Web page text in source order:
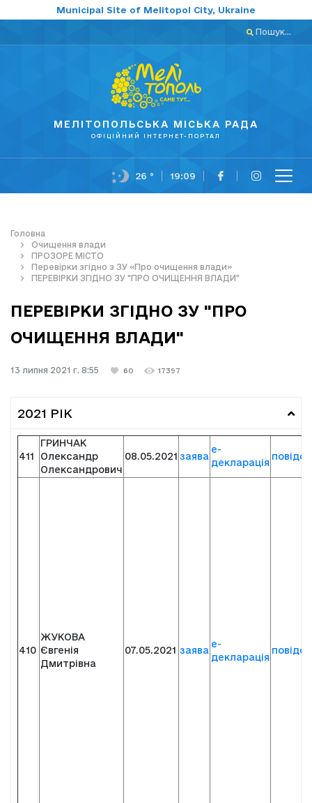
Municipal Site of Melitopol City, Ukraine
Пошук...
МЕЛІТОПОЛЬСЬКА МІСЬКА РАДА
ОФІЦІЙНИЙ ІНТЕРНЕТ-ПОРТАЛ
26 ° 19:09
Головна
Очищення влади
ПРОЗОРЕ МІСТО
Перевірки згідно з ЗУ «Про очищення влади»
ПЕРЕВІРКИ ЗГІДНО ЗУ "ПРО ОЧИЩЕННЯ ВЛАДИ"
ПЕРЕВІРКИ ЗГІДНО ЗУ "ПРО
ОЧИЩЕННЯ ВЛАДИ"
13 липня 2021 г. 8:55 60 17397
2021 РІК
411
ГРИНЧАК
Олександр
Олександрович
08.05.2021 заява
е-
декларація
410
ЖУКОВА
Євгенія
Дмитрівна
07.05.2021 заява
е-
декларація